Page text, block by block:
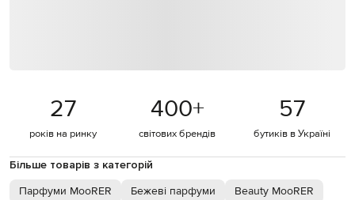
27
років на ринку
400+
світових брендів
57
бутиків в Україні
Більше товарів з категорій
Парфуми MooRER Бежеві парфуми
Beauty MooRER